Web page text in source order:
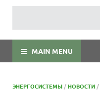
MAIN MENU
ЭНЕРГОСИСТЕМЫ /НОВОСТИ /